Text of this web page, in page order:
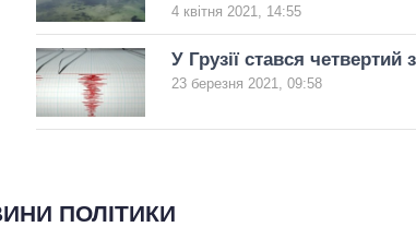
4 квітня 2021, 14:55
У Грузії стався четвертий
23 березня 2021, 09:58
ПОЛІТИКИ